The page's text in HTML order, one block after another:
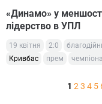
«Динамо» у
лідерство в УПЛ
19 квітня 2:0
Кривбас
прем
1 2 3 4 5